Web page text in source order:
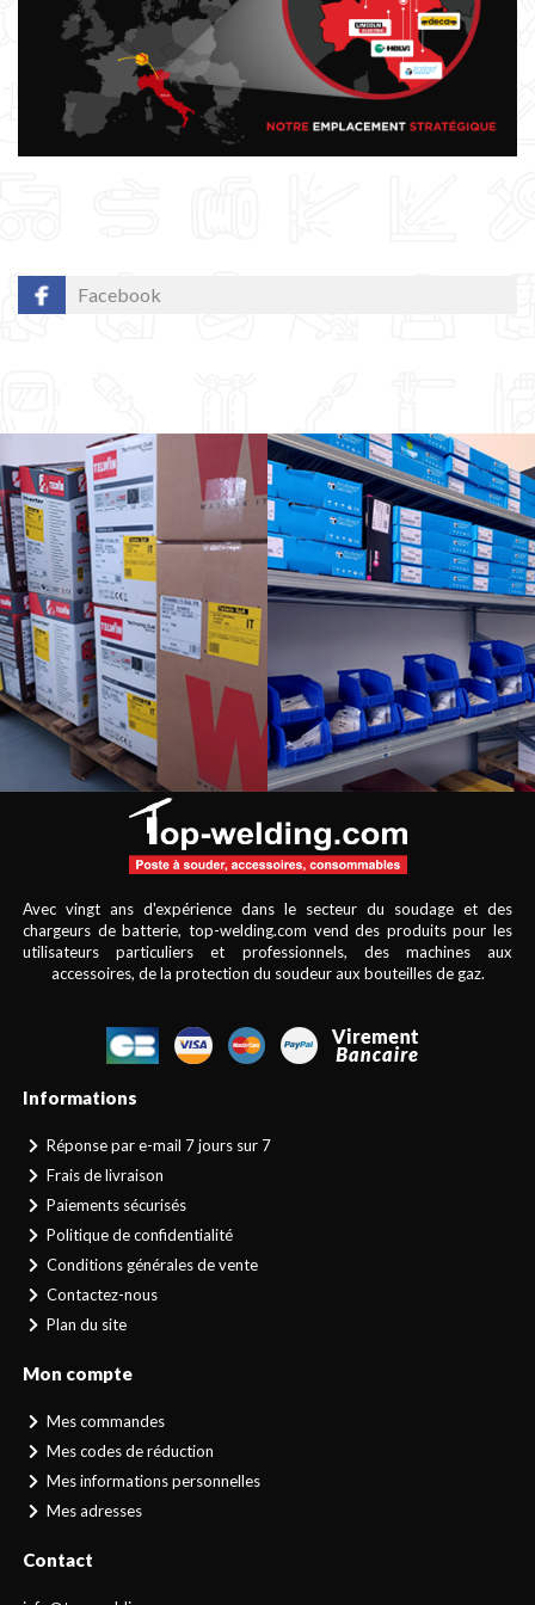
Facebook
Avec vingt ans d'expérience dans le secteur du soudage et des
chargeurs de batterie, top-welding.com vend des produits pour les
utilisateurs particuliers et professionnels, des machines aux
accessoires, de la protection du soudeur aux bouteilles de gaz.
Informations
Réponse par e-mail 7 jours sur 7
Frais de livraison
Paiements sécurisés
Politique de confidentialité
Conditions générales de vente
Contactez-nous
Plan du site
Mon compte
Mes commandes
Mes codes de réduction
Mes informations personnelles
Mes adresses
Contact